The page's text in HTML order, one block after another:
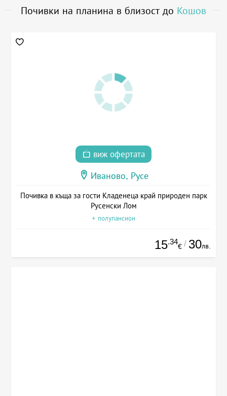
Почивки на планина в близост до Кошов
виж офертата
Иваново, Русе
Почивка в къща за гости Кладенеца край природен парк
Русенски Лом
+ полупансион
15.34
€ / 30лв.